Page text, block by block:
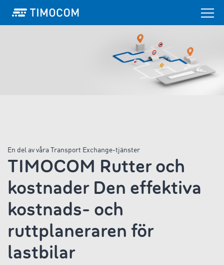
En del av våra Transport Exchange-tjänster
TIMOCOM Rutter och
kostnader Den effektiva
kostnads- och
ruttplaneraren för
lastbilar